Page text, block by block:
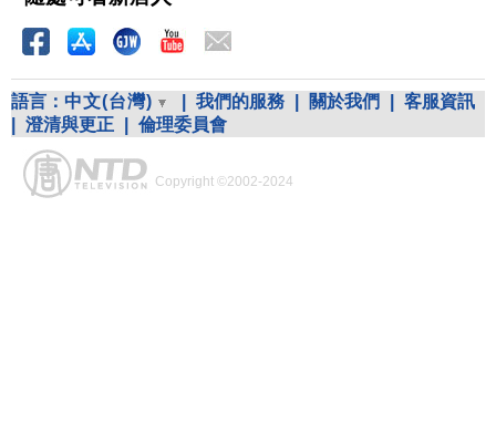
語言： 中文(台灣) 我們的服務 關於我們
客服資訊
澄清與更正 倫理委員會
Copyright ©2002-2024